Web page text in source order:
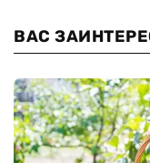
ВАС